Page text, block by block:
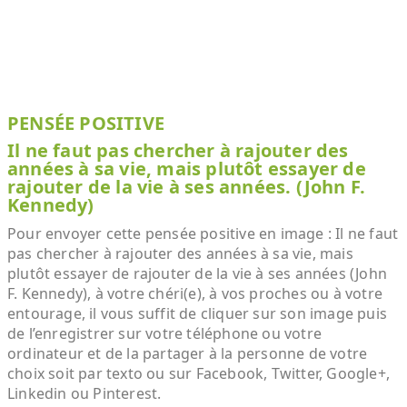
PENSÉE POSITIVE
Il ne faut pas chercher à rajouter des
années à sa vie, mais plutôt essayer de
rajouter de la vie à ses années. (John F.
Kennedy)
Pour envoyer cette pensée positive en image : Il ne faut
pas chercher à rajouter des années à sa vie, mais
plutôt essayer de rajouter de la vie à ses années (John
F. Kennedy), à votre chéri(e), à vos proches ou à votre
entourage, il vous suffit de cliquer sur son image puis
de l’enregistrer sur votre téléphone ou votre
ordinateur et de la partager à la personne de votre
choix soit par texto ou sur Facebook, Twitter, Google+,
Linkedin ou Pinterest.